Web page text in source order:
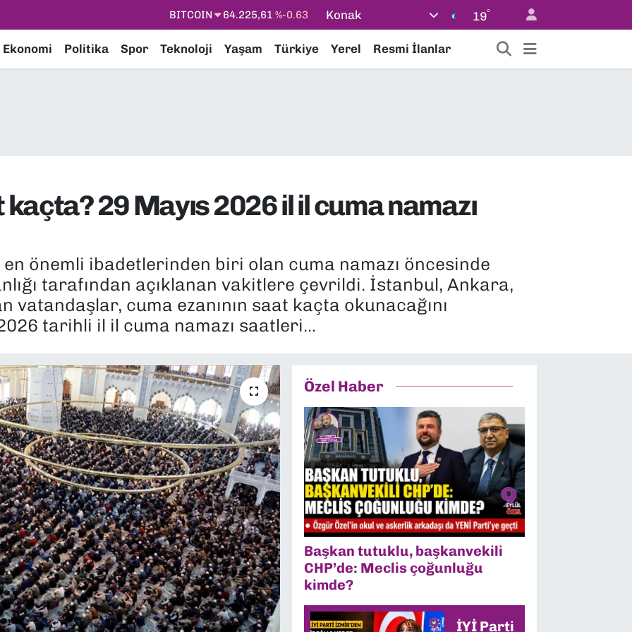
DOLAR 47,7143%0.16
STERLİN
64,2463%0.07
Konak 19°
Ekonomi Politika Spor Teknoloji Yaşam Türkiye Yerel Resmi İlanlar
29 Mayıs 2026 il il cuma namazı
önemli ibadetlerinden biri olan cuma namazı öncesinde
tarafından açıklanan vakitlere çevrildi. İstanbul, Ankara,
vatandaşlar, cuma ezanının saat kaçta okunacağını
tarihli il il cuma namazı saatleri...
Özel Haber
Başkan tutuklu, başkanvekili
CHP’de: Meclis çoğunluğu
kimde?
İYİ Parti